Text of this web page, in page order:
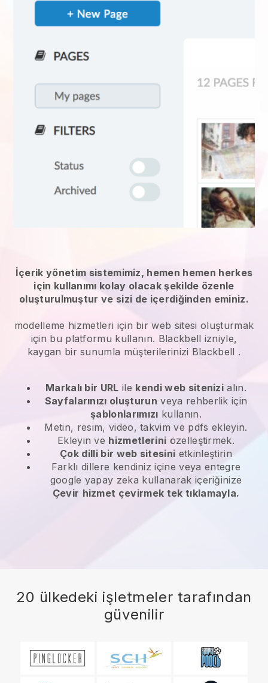
İçerik yönetim sistemimiz, hemen hemen herkes
için kullanımı kolay olacak şekilde özenle
oluşturulmuştur ve sizi de içerdiğinden eminiz.
modelleme hizmetleri için bir web sitesi oluşturmak
için bu platformu kullanın. Blackbell izniyle,
kaygan bir sunumla müşterilerinizi Blackbell .
Markalı bir URL ile kendi web sitenizi alın.
Sayfalarınızı oluşturun veya rehberlik için
şablonlarımızı kullanın.
Metin, resim, video, takvim ve pdfs ekleyin.
Ekleyin ve hizmetlerini özelleştirmek.
Çok dilli bir web sitesini etkinleştirin
Farklı dillere kendiniz içine veya entegre
google yapay zeka kullanarak içeriğinize
Çevir hizmet çevirmek tek tıklamayla.
20 ülkedeki işletmeler tarafından
güvenilir